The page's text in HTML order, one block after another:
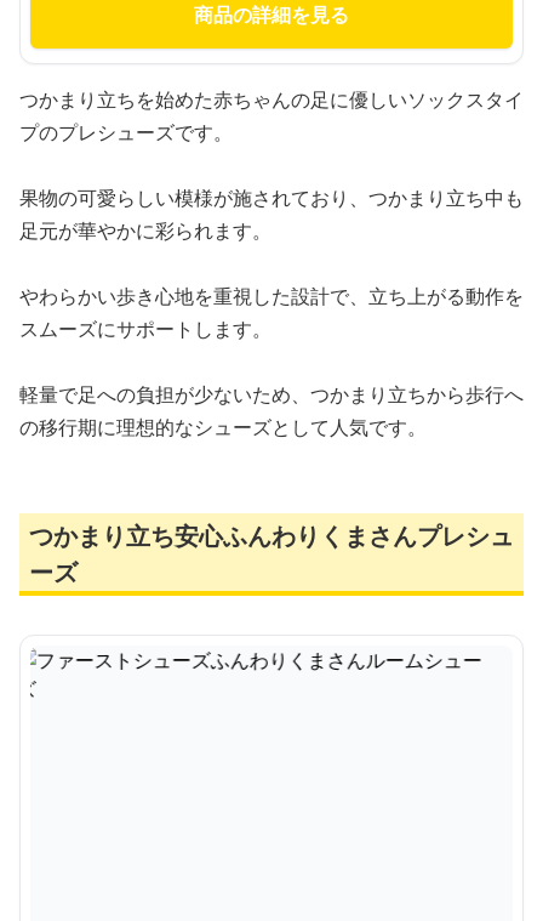
商品の詳細を見る
つかまり立ちを始めた赤ちゃんの足に優しいソックスタイ
プのプレシューズです。
果物の可愛らしい模様が施されており、つかまり立ち中も
足元が華やかに彩られます。
やわらかい歩き心地を重視した設計で、立ち上がる動作を
スムーズにサポートします。
軽量で足への負担が少ないため、つかまり立ちから歩行へ
の移行期に理想的なシューズとして人気です。
つかまり立ち安心ふんわりくまさんプレシュ
ーズ